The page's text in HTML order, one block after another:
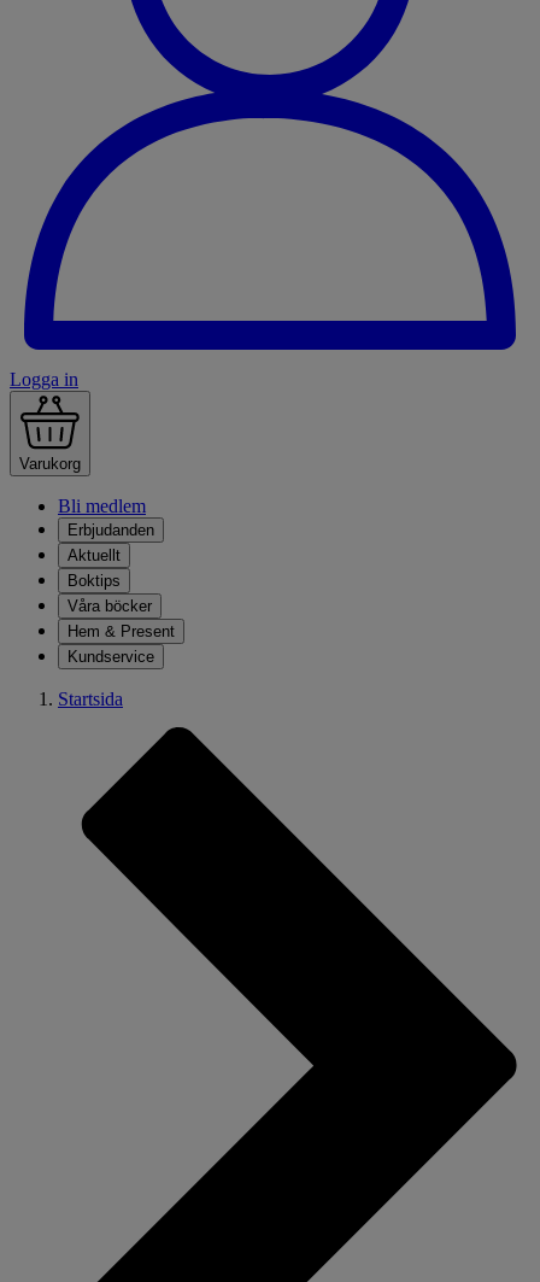
Logga in
Varukorg
Bli medlem
Erbjudanden
Aktuellt
Boktips
Våra böcker
Hem & Present
Kundservice
Startsida